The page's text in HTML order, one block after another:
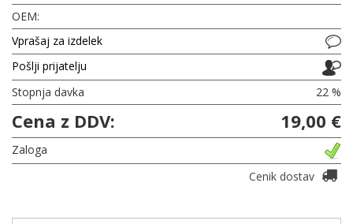
OEM:
Vprašaj za izdelek
Pošlji prijatelju
Stopnja davka
22 %
Cena z DDV: 19,00 €
Zaloga
Cenik dostav